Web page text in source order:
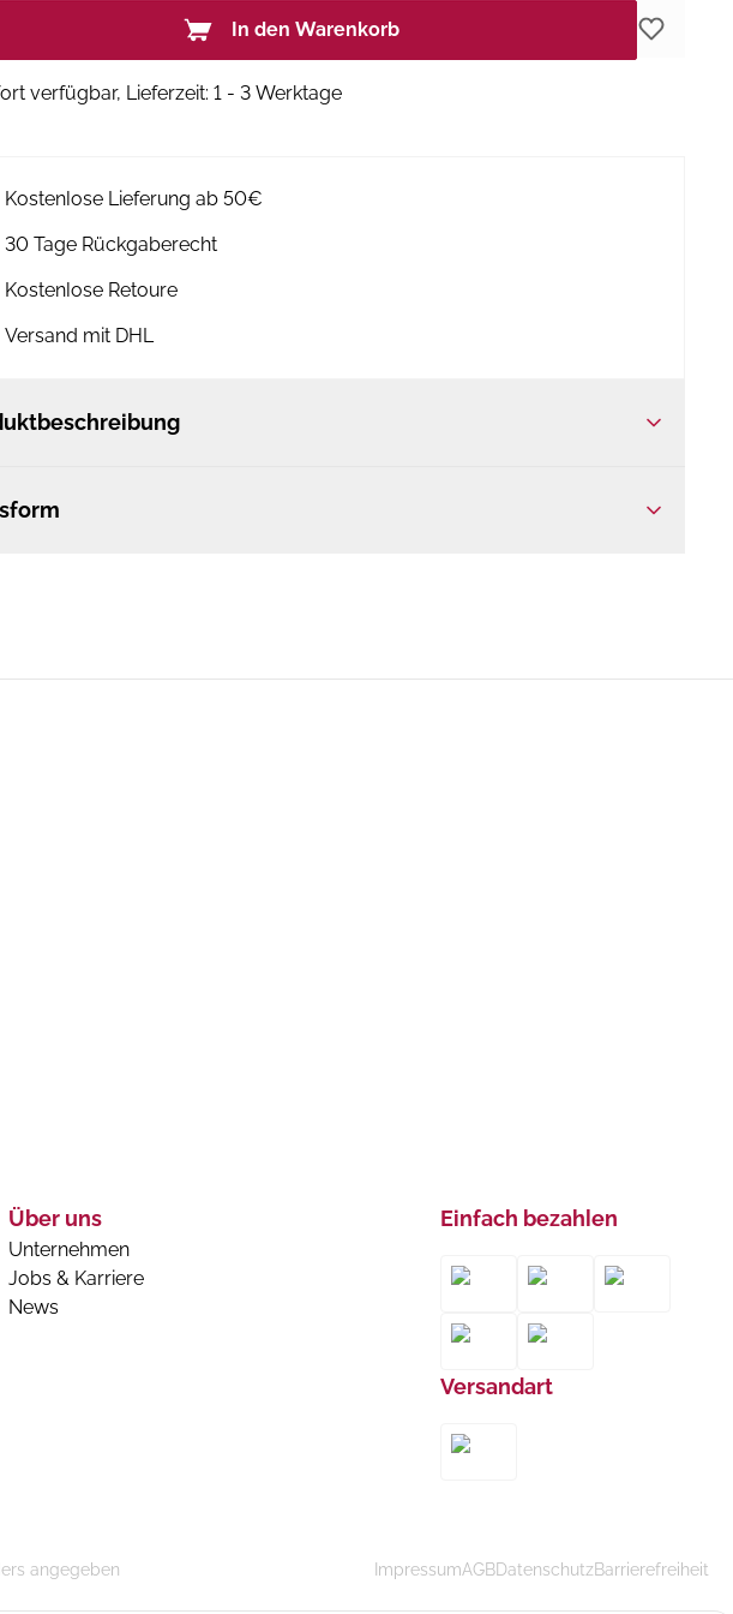
In den Warenkorb
verfügbar, Lieferzeit: 1 - 3 Werktage
Kostenlose Lieferung ab 50€
30 Tage Rückgaberecht
Kostenlose Retoure
Versand mit DHL
Über uns
Unternehmen
Jobs & Karriere
News
Einfach bezahlen
Versandart
angegeben ImpressumAGBDatenschutzBarrierefreiheit